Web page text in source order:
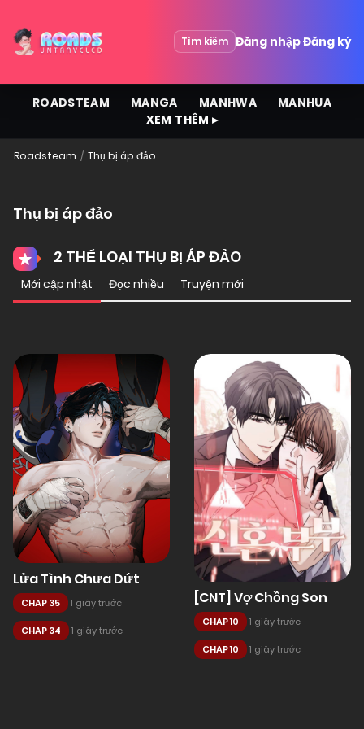
Tìm kiếm Đăng nhậpĐăng ký
ROADSTEAM MANGA MANHWA
MANHUA
XEM THÊM ▸
Roadsteam Thụ bị áp đảo
Thụ bị áp đảo
2 THỂ LOẠI THỤ BỊ ÁP ĐẢO
Mới cập nhật Đọc nhiều Truyện mới
Lửa Tình Chưa Dứt
CHAP 35 1 giây trước
CHAP 34 1 giây trước
[CNT] Vợ Chồng Son
CHAP 10 1 giây trước
CHAP 10 1 giây trước